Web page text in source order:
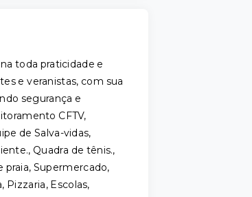
toda praticidade e
e veranistas, com sua
segurança e
CFTV,
de Salva-vidas,
Quadra de tênis.,
Supermercado,
Pizzaria, Escolas,